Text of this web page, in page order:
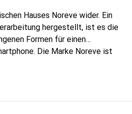
Hauses Noreve wider. Ein
hergestellt, ist es die
Formen für einen
Die Marke Noreve ist